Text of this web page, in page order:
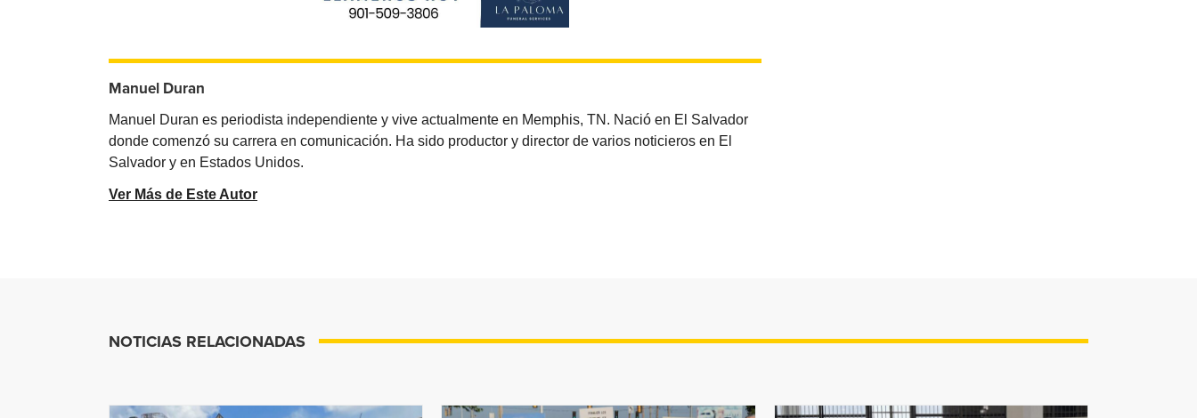
Manuel Duran
Manuel Duran es periodista independiente y vive actualmente en Memphis, TN. Nació en El Salvador
donde comenzó su carrera en comunicación. Ha sido productor y director de varios noticieros en El
Salvador y en Estados Unidos.
Ver Más de Este Autor
NOTICIAS RELACIONADAS